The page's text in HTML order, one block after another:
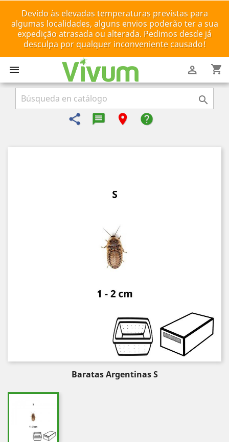
Devido às elevadas temperaturas previstas para
algumas localidades, alguns envios poderão ter a sua
expedição atrasada ou alterada. Pedimos desde já
desculpa por qualquer inconveniente causado!
 shopping_cart


share message-reply-text
room help
Baratas Argentinas S